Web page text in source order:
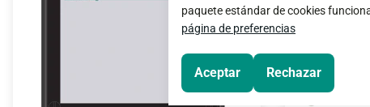
paquete estándar de cookies
página de preferencias
Aceptar Rechazar